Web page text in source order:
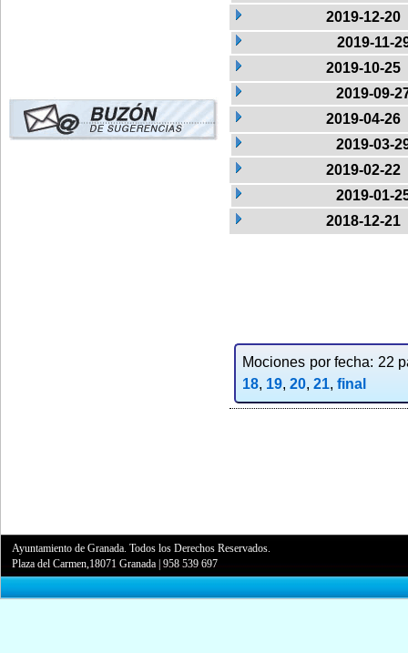
2019-12-20
2019-11-
2019-10-25
2019-09-
2019-04-26
2019-03-
2019-02-22
2019-01-
2018-12-21
Mociones por fecha: 22
18, 19, 20, 21, final
Ayuntamiento de Granada. Todos los Derechos Reservados.
Plaza del Carmen,18071 Granada |958 539 697